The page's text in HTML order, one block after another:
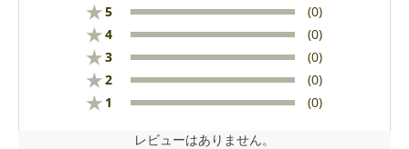
★5 (0)
★4 (0)
★3 (0)
★2 (0)
★ 1 (0)
レビューはありません。